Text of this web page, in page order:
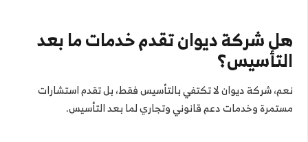
هل شركة ديوان تقدم خدمات ما بعد
التأسيس؟
نعم، شركة ديوان لا تكتفي بالتأسيس فقط، بل تقدم استشارات
مستمرة وخدمات دعم قانوني وتجاري لما بعد التأسيس.